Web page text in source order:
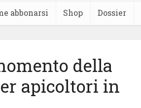
abbonarsi Shop Dossier
della
apicoltori in